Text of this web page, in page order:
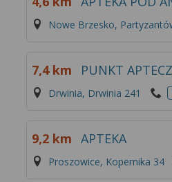
Nowe Brzesko,
7,4 km PUNKT
Drwinia, Drwinia 241
9,2 km APTEKA
Proszowice, Kopernika 34